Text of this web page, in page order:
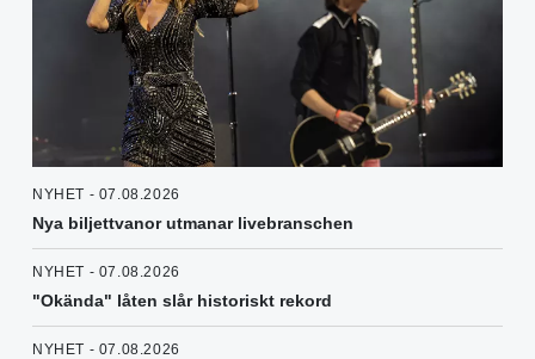
NYHET - 07.08.2026
Nya biljettvanor utmanar livebranschen
NYHET - 07.08.2026
"Okända" låten slår historiskt rekord
NYHET - 07.08.2026